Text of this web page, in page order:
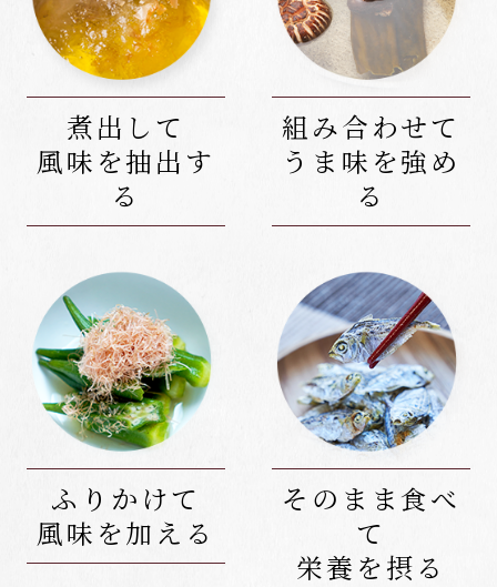
煮出して
風味を抽出す
る
組み合わせて
うま味を強め
る
ふりかけて
風味を加える
そのまま食べ
て
栄養を摂る